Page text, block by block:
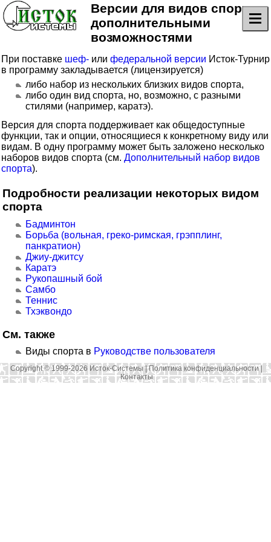
Версии для видов спорта с
дополнительными
возможностями
При поставке шеф- или федеральной версии Исток-Турнир
в программу закладывается (лицензируется)
либо набор из нескольких близких видов спорта,
либо один вид спорта, но, возможно, с разными
стилями (например, каратэ).
Версия для спорта поддерживает как общедоступные
функции, так и опции, относящиеся к конкретному виду или
видам. В одну программу может быть заложено несколько
наборов видов спорта (см. Дополнительный набор видов
спорта).
Подробности реализации некоторых видом
спорта
Бадминтон
Борьба (вольная, греко-римская, грэпплинг,
панкратион)
Джиу-джитсу
Каратэ
Рукопашный бой
Самбо
Теннис
Тхэквондо
См. также
Виды спорта в Руководстве пользователя
Copyright © 1999-2026 Исток-Системы |Политика конфиденциальности|
Контакты